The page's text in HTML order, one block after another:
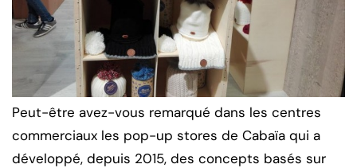
Peut-être avez-vous remarqué dans les centres
commerciaux les pop-up stores de Cabaïa qui a
développé, depuis 2015, des concepts basés sur